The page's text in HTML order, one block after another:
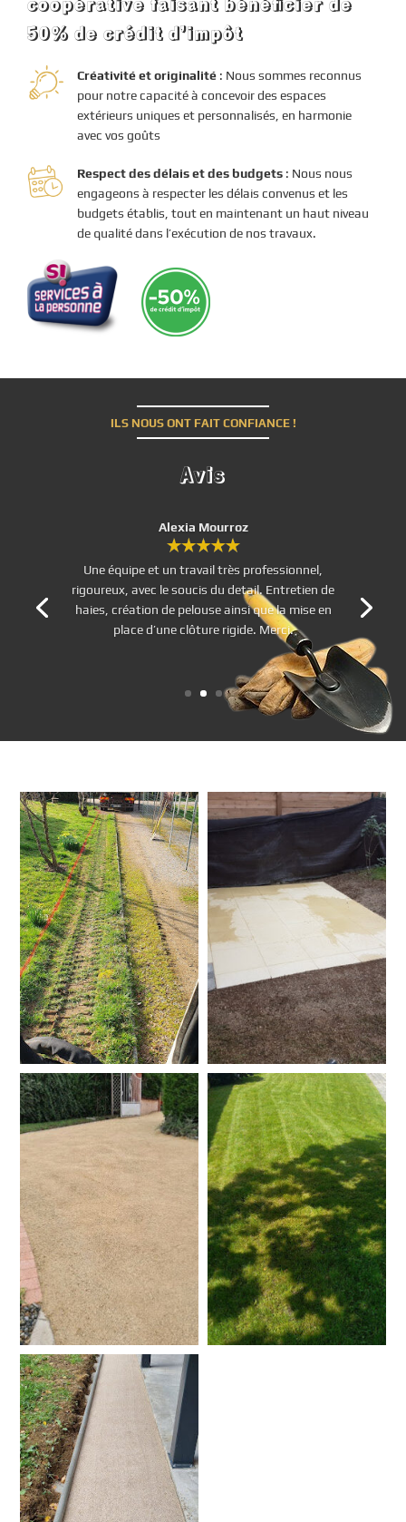
50% de crédit d’impôt
Créativité et originalité : Nous sommes reconnus
pour notre capacité à concevoir des espaces
extérieurs uniques et personnalisés, en harmonie
avec vos goûts
Respect des délais et des budgets : Nous nous
engageons à respecter les délais convenus et les
budgets établis, tout en maintenant un haut niveau
de qualité dans l’exécution de nos travaux.
ILS NOUS ONT FAIT CONFIANCE !
Avis
T NEVIERE
Super boulot. J’ai fait appel à cette entreprise
pour la première fois et je ne suis pas déçu. Le
travail est nikel, conforme au devis et l’ensemble
du personnel a laissé l’endroit super propre. Du
travail de vrais professionnels avec un rapport
qualité – prix trés intéressant.